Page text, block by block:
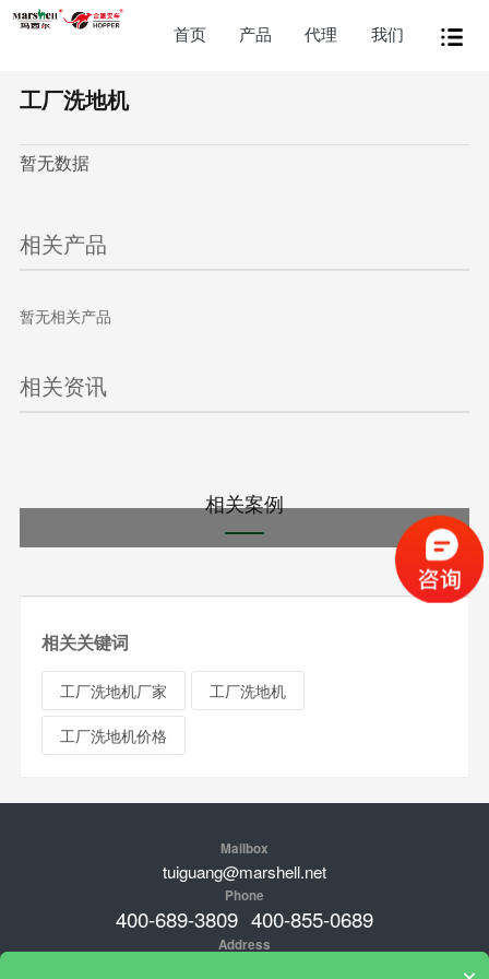
首页 产品 代理 我们
工厂洗地机
暂无数据
相关产品
暂无相关产品
相关资讯
相关案例
相关关键词
工厂洗地机厂家 工厂洗地机
工厂洗地机价格
Mailbox
tuiguang@marshell.net
Phone
400-689-3809 400-855-0689
Address
品牌总部：新加坡；中国工厂地址：广东肇庆高新经济开发区临江